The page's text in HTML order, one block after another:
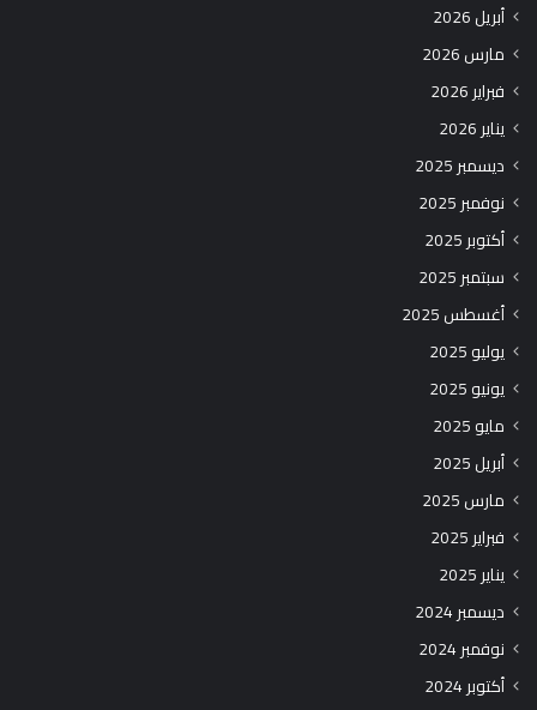
أبريل 2026
مارس 2026
فبراير 2026
يناير 2026
ديسمبر 2025
نوفمبر 2025
أكتوبر 2025
سبتمبر 2025
أغسطس 2025
يوليو 2025
يونيو 2025
مايو 2025
أبريل 2025
مارس 2025
فبراير 2025
يناير 2025
ديسمبر 2024
نوفمبر 2024
أكتوبر 2024